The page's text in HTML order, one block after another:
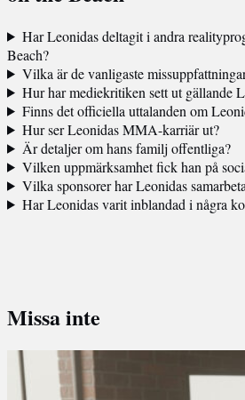
Har Leonidas deltagit i andra
Beach?
Vilka är de vanligaste
Hur har mediekritiken sett ut gällande
Finns det officiella uttalanden om
Hur ser Leonidas MMA-karriär ut?
Är detaljer om hans familj offentliga?
Vilken uppmärksamhet fick han på
Vilka sponsorer har Leonidas
Har Leonidas varit inblandad i några
Missa inte